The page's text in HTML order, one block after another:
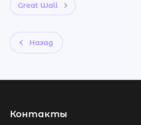
Great Wall
Назад
Контакты